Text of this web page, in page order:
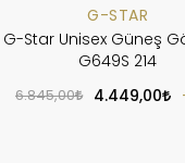
G-STAR
G-Star Unisex Güneş
G649S 214
6.845,00 4.449,00